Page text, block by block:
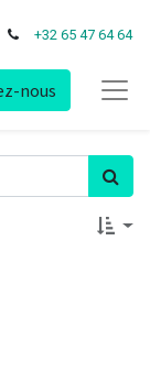
+32 65 47 64 64
nous